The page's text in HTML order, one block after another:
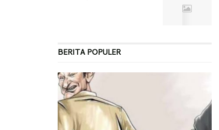
persyaratanya sudah dipenuh, sementara mereka yang
Sebelumnya, Dinas Perikanan mengatakan penggunaan
mulai berlaku Selasa (13/9).
alhamdulillah, Insyaallah mulai hari ini sudah
(nelayan) membeli BBM di SPBN menggunakan
aplikasi,”ujar Kepala Dinas Perikanan Supomo. (af)
BERITA POPULER